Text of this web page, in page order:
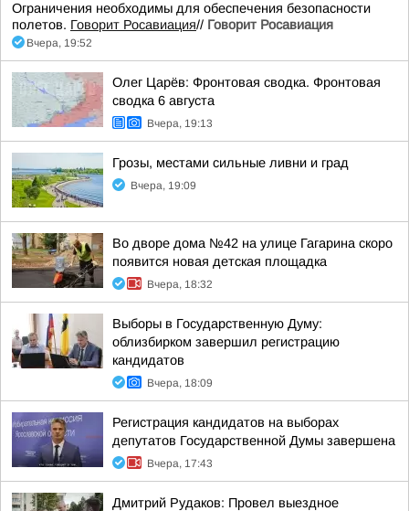
Ограничения необходимы для обеспечения безопасности
полетов. Говорит Росавиация// Говорит Росавиация
Вчера, 19:52
Олег Царёв: Фронтовая сводка. Фронтовая
сводка 6 августа
Вчера, 19:13
Грозы, местами сильные ливни и град
Вчера, 19:09
Во дворе дома №42 на улице Гагарина скоро
появится новая детская площадка
Вчера, 18:32
Выборы в Государственную Думу:
облизбирком завершил регистрацию
кандидатов
Вчера, 18:09
Регистрация кандидатов на выборах
депутатов Государственной Думы завершена
Вчера, 17:43
Дмитрий Рудаков: Провел выездное